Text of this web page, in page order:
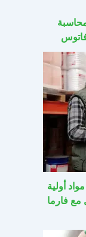
أولية
مع فارما